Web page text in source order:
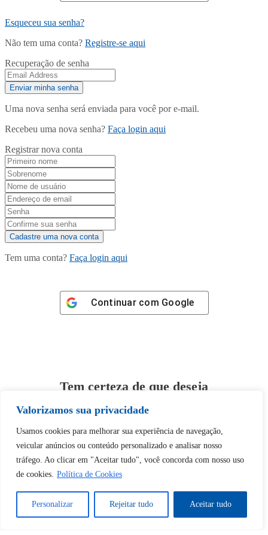
Valorizamos sua privacidade
Usamos cookies para melhorar sua experiência de navegação,
veicular anúncios ou conteúdo personalizado e analisar nosso
tráfego. Ao clicar em "Aceitar tudo", você concorda com nosso uso
de cookies. Política de Cookies
Personalizar Rejeitar tudo Aceitar tudo
Esqueceu sua senha?
Não tem uma conta? Registre-se aqui
Recuperação de senha
Uma nova senha será enviada para você por e-mail.
Recebeu uma nova senha? Faça login aqui
Registrar nova conta
Tem uma conta? Faça login aqui
Continuar com Google
Tem certeza de que deseja
Desbloquear esquerda : 0
Sim